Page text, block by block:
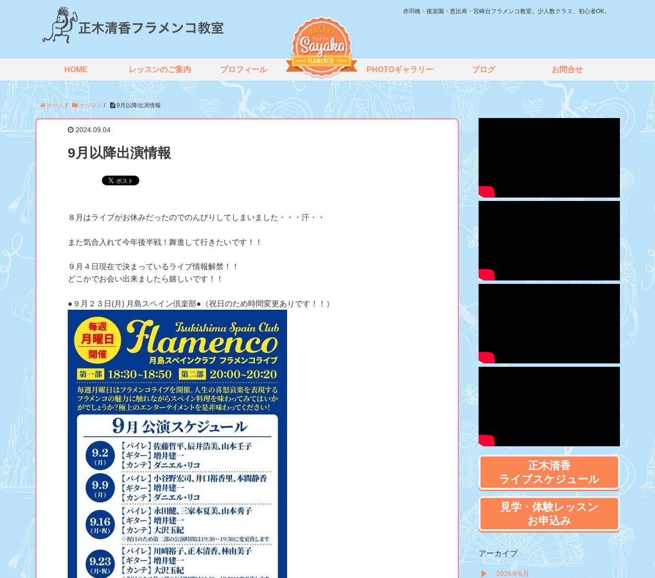
赤羽橋・後楽園・恵比寿・宮崎台フラメンコ教室。少人数クラス、初心者OK。
HOME レッスンのご案内 プロフィール PHOTOギャラリー ブログ お問合せ
ホーム / オジロス / 9月以降出演情報
2024.09.04
9月以降出演情報
８月はライブがお休みだったのでのんびりしてしまいました・・・汗・・
また気合入れて今年後半戦！舞進して行きたいです！！
９月４日現在で決まっているライブ情報解禁！！
どこかでお会い出来ましたら嬉しいです！！
●９月２３日(月) 月島スペイン倶楽部●（祝日のため時間変更ありです！！）
正木清香
ライブスケジュール
見学・体験レッスン
お申込み
アーカイブ
2026年5月